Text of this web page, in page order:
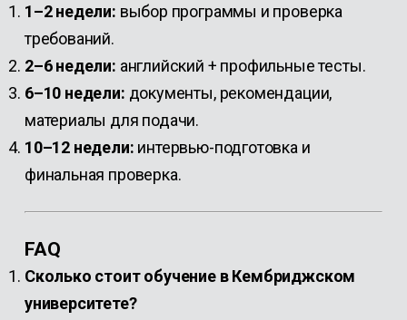
1–2 недели: выбор программы и проверка
требований.
2–6 недели: английский + профильные тесты.
6–10 недели: документы, рекомендации,
материалы для подачи.
10–12 недели: интервью-подготовка и
финальная проверка.
FAQ
Сколько стоит обучение в Кембриджском
университете?